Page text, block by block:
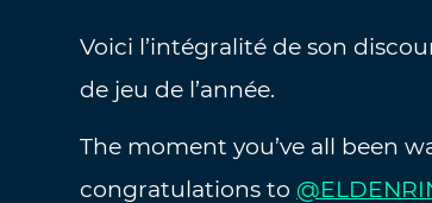
Voici l’intégralité de son
de jeu de l’année.
The moment you’ve all been
congratulations to